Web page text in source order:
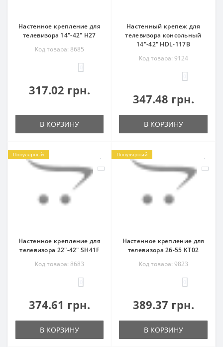
Настенное крепление для
телевизора 14"-42" H27
Код товара: 8685
317.02 грн.
В КОРЗИНУ
Настенный крепеж для
телевизора консольный
14"-42" HDL-117B
Код товара: 9124
347.48 грн.
В КОРЗИНУ
Популярный
Настенное крепление для
телевизора 22"-42" SH41F
Код товара: 8683
374.61 грн.
В КОРЗИНУ
Популярный
Настенное крепление для
телевизора 26-55 KT02
Код товара: 9823
389.37 грн.
В КОРЗИНУ